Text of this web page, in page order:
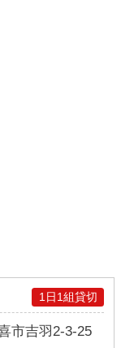
1日1組貸切
市吉羽 2-3-25